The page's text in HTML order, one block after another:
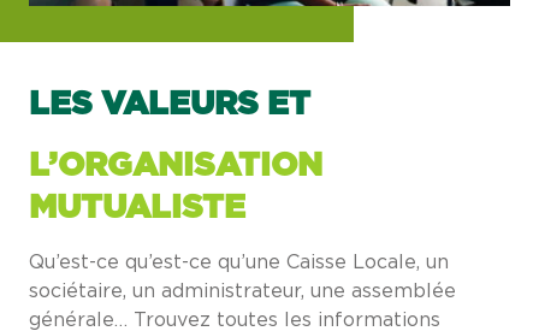
LES VALEURS ET
L’ORGANISATION
MUTUALISTE
Qu’est-ce qu’est-ce qu’une Caisse Locale, un
sociétaire, un administrateur, une assemblée
générale… Trouvez toutes les informations